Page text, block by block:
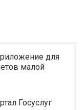
для
малой
Госуслуг